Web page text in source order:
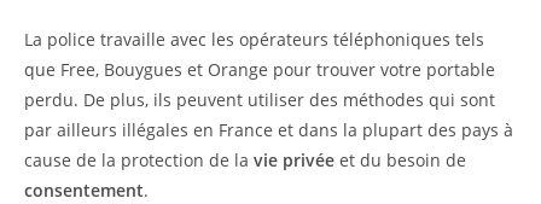
La police travaille avec les opérateurs téléphoniques tels
que Free, Bouygues et Orange pour trouver votre portable
perdu. De plus, ils peuvent utiliser des méthodes qui sont
par ailleurs illégales en France et dans la plupart des pays à
cause de la protection de la vie privée et du besoin de
consentement.